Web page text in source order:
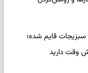
سبزیجات قایم شده؛